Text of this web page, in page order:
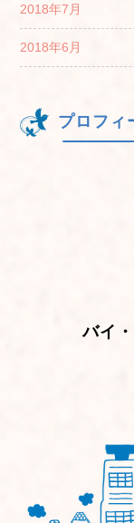
2018年7月
2018年6月
プロフィ
バイ